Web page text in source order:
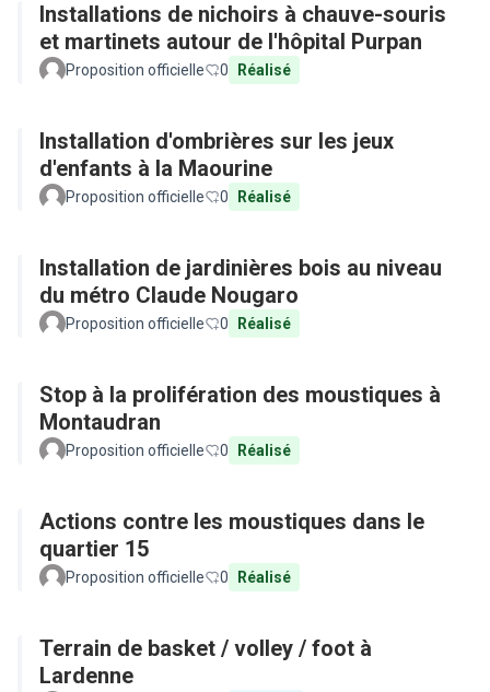
Installations de nichoirs à chauve-souris
et martinets autour de l'hôpital Purpan
Proposition officielle 0 Réalisé
Installation d'ombrières sur les jeux
d'enfants à la Maourine
Proposition officielle 0 Réalisé
Installation de jardinières bois au niveau
du métro Claude Nougaro
Proposition officielle 0 Réalisé
Stop à la prolifération des moustiques à
Montaudran
Proposition officielle 0 Réalisé
Actions contre les moustiques dans le
quartier 15
Proposition officielle 0 Réalisé
Terrain de basket / volley / foot à
Lardenne